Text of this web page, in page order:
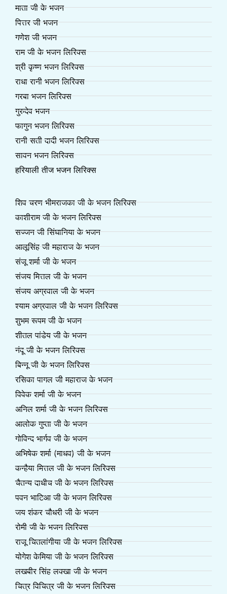
माता जी के भजन
पित्तर जी भजन
गणेश जी भजन
राम जी के भजन लिरिक्स
श्री कृष्ण भजन लिरिक्स
राधा रानी भजन लिरिक्स
गरबा भजन लिरिक्स
गुरुदेव भजन
फागुन भजन लिरिक्स
रानी सती दादी भजन लिरिक्स
सावन भजन लिरिक्स
हरियाली तीज भजन लिरिक्स
शिव चरण भीमराजका जी के भजन लिरिक्स
काशीराम जी के भजन लिरिक्स
सज्जन जी सिंघानिया के भजन
आलूसिंह जी महाराज के भजन
संजू शर्मा जी के भजन
संजय मित्तल जी के भजन
संजय अग्रवाल जी के भजन
श्याम अग्रवाल जी के भजन लिरिक्स
शुभम रूपम जी के भजन
शीतल पांडेय जी के भजन
नंदू जी के भजन लिरिक्स
बिन्नू जी के भजन लिरिक्स
रसिका पागल जी महाराज के भजन
विवेक शर्मा जी के भजन
अनिल शर्मा जी के भजन लिरिक्स
आलोक गुप्ता जी के भजन
गोविन्द भार्गव जी के भजन
अभिषेक शर्मा (माधव) जी के भजन
कन्हैया मित्तल जी के भजन लिरिक्स
चैतन्य दाधीच जी के भजन लिरिक्स
पवन भाटिआ जी के भजन लिरिक्स
जय शंकर चौधरी जी के भजन
रोमी जी के भजन लिरिक्स
राजू चितलांगीया जी के भजन लिरिक्स
योगेश केमिया जी के भजन लिरिक्स
लखबीर सिंह लक्खा जी के भजन
चित्र विचित्र जी के भजन लिरिक्स